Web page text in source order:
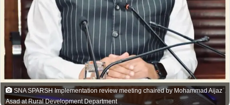
a
n
m
a
l
SNA SPARSH Implementation review meeting chaired by Mohammad Aijaz
Asad at Rural Development Department